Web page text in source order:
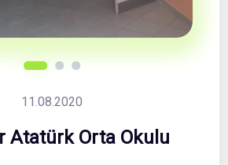
11.08.2020
Atatürk Orta Okulu